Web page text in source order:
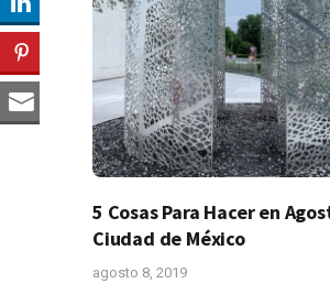
5 Cosas Para Hacer en
Ciudad de México
agosto 8, 2019